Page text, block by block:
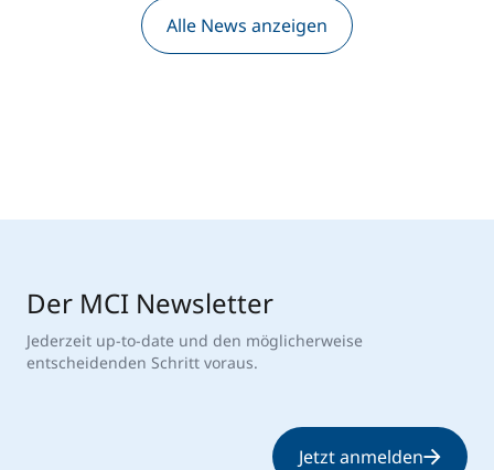
Alle News anzeigen
Der MCI Newsletter
Jederzeit up-to-date und den möglicherweise
entscheidenden Schritt voraus.
Jetzt anmelden